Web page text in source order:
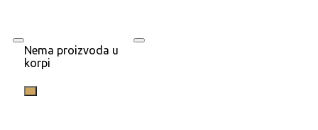
Nema proizvoda u
korpi